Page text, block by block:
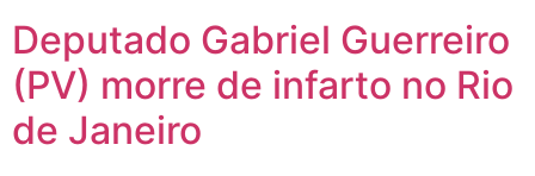
Deputado Gabriel Guerreiro
(PV) morre de infarto no Rio
de Janeiro